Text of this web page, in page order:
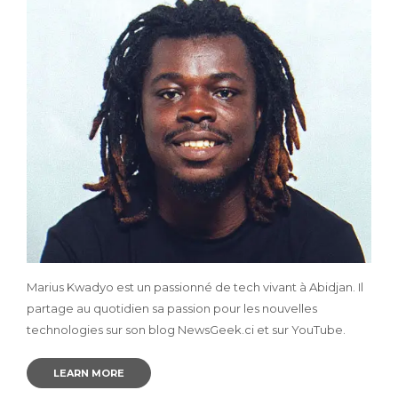
Marius Kwadyo est un passionné de tech vivant à Abidjan. Il
partage au quotidien sa passion pour les nouvelles
technologies sur son blog NewsGeek.ci et sur YouTube.
LEARN MORE